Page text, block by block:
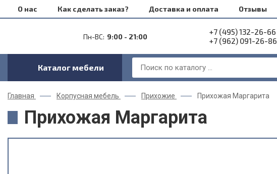
О нас Как сделать заказ? Доставка и оплата Отзывы
Пн-ВС: 9:00 - 21:00
+7 (495) 132-26-66
+7 (962) 091-26-86
Каталог мебели
Главная Корпусная мебель Прихожие Прихожая Маргарита
Прихожая Маргарита